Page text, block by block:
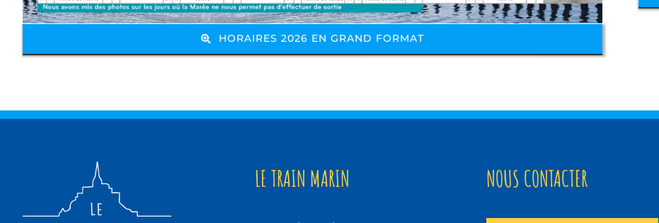
HORAIRES 2026 EN GRAND FORMAT
LE TRAIN MARIN NOUS CONTACTER